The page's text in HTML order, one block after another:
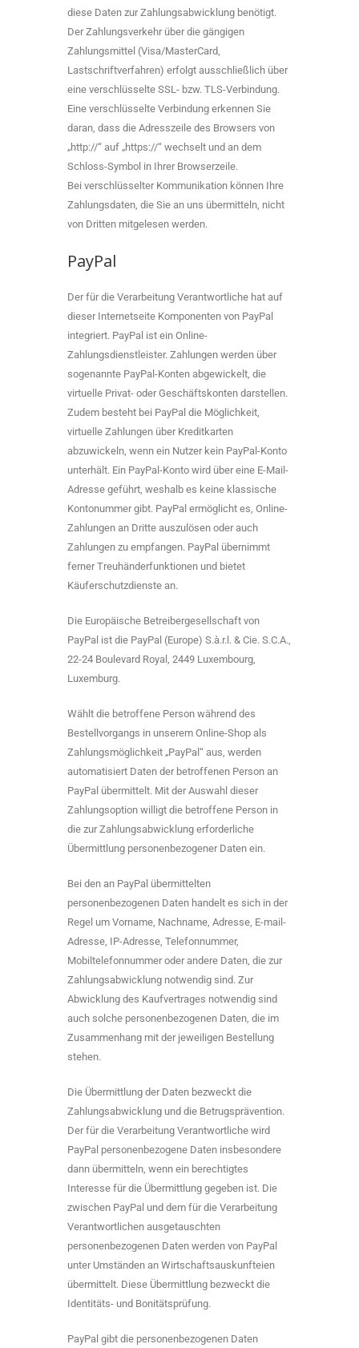
diese Daten zur Zahlungsabwicklung benötigt.
Der Zahlungsverkehr über die gängigen
Zahlungsmittel (Visa/MasterCard,
Lastschriftverfahren) erfolgt ausschließlich über
eine verschlüsselte SSL- bzw. TLS-Verbindung.
Eine verschlüsselte Verbindung erkennen Sie
daran, dass die Adresszeile des Browsers von
„http://“ auf „https://“ wechselt und an dem
Schloss-Symbol in Ihrer Browserzeile.
Bei verschlüsselter Kommunikation können Ihre
Zahlungsdaten, die Sie an uns übermitteln, nicht
von Dritten mitgelesen werden.
PayPal
Der für die Verarbeitung Verantwortliche hat auf
dieser Internetseite Komponenten von PayPal
integriert. PayPal ist ein Online-
Zahlungsdienstleister. Zahlungen werden über
sogenannte PayPal-Konten abgewickelt, die
virtuelle Privat- oder Geschäftskonten darstellen.
Zudem besteht bei PayPal die Möglichkeit,
virtuelle Zahlungen über Kreditkarten
abzuwickeln, wenn ein Nutzer kein PayPal-Konto
unterhält. Ein PayPal-Konto wird über eine E-Mail-
Adresse geführt, weshalb es keine klassische
Kontonummer gibt. PayPal ermöglicht es, Online-
Zahlungen an Dritte auszulösen oder auch
Zahlungen zu empfangen. PayPal übernimmt
ferner Treuhänderfunktionen und bietet
Käuferschutzdienste an.
Die Europäische Betreibergesellschaft von
PayPal ist die PayPal (Europe) S.à.r.l. & Cie. S.C.A.,
22-24 Boulevard Royal, 2449 Luxembourg,
Luxemburg.
Wählt die betroffene Person während des
Bestellvorgangs in unserem Online-Shop als
Zahlungsmöglichkeit „PayPal“ aus, werden
automatisiert Daten der betroffenen Person an
PayPal übermittelt. Mit der Auswahl dieser
Zahlungsoption willigt die betroffene Person in
die zur Zahlungsabwicklung erforderliche
Übermittlung personenbezogener Daten ein.
Bei den an PayPal übermittelten
personenbezogenen Daten handelt es sich in der
Regel um Vorname, Nachname, Adresse, E-mail-
Adresse, IP-Adresse, Telefonnummer,
Mobiltelefonnummer oder andere Daten, die zur
Zahlungsabwicklung notwendig sind. Zur
Abwicklung des Kaufvertrages notwendig sind
auch solche personenbezogenen Daten, die im
Zusammenhang mit der jeweiligen Bestellung
stehen.
Die Übermittlung der Daten bezweckt die
Zahlungsabwicklung und die Betrugsprävention.
Der für die Verarbeitung Verantwortliche wird
PayPal personenbezogene Daten insbesondere
dann übermitteln, wenn ein berechtigtes
Interesse für die Übermittlung gegeben ist. Die
zwischen PayPal und dem für die Verarbeitung
Verantwortlichen ausgetauschten
personenbezogenen Daten werden von PayPal
unter Umständen an Wirtschaftsauskunfteien
übermittelt. Diese Übermittlung bezweckt die
Identitäts- und Bonitätsprüfung.
PayPal gibt die personenbezogenen Daten